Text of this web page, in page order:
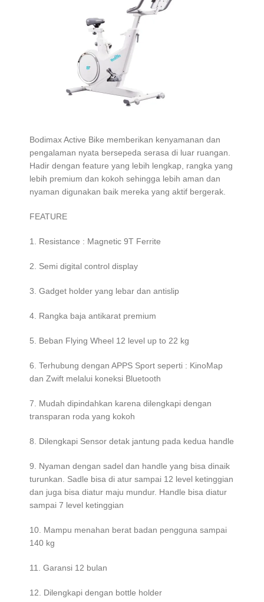
Bodimax Active Bike memberikan kenyamanan dan
pengalaman nyata bersepeda serasa di luar ruangan.
Hadir dengan feature yang lebih lengkap, rangka yang
lebih premium dan kokoh sehingga lebih aman dan
nyaman digunakan baik mereka yang aktif bergerak.
FEATURE
1. Resistance : Magnetic 9T Ferrite
2. Semi digital control display
3. Gadget holder yang lebar dan antislip
4. Rangka baja antikarat premium
5. Beban Flying Wheel 12 level up to 22 kg
6. Terhubung dengan APPS Sport seperti : KinoMap
dan Zwift melalui koneksi Bluetooth
7. Mudah dipindahkan karena dilengkapi dengan
transparan roda yang kokoh
8. Dilengkapi Sensor detak jantung pada kedua handle
9. Nyaman dengan sadel dan handle yang bisa dinaik
turunkan. Sadle bisa di atur sampai 12 level ketinggian
dan juga bisa diatur maju mundur. Handle bisa diatur
sampai 7 level ketinggian
10. Mampu menahan berat badan pengguna sampai
140 kg
11. Garansi 12 bulan
12. Dilengkapi dengan bottle holder